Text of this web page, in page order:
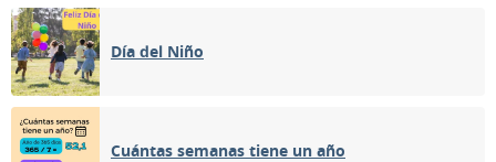
Día del Niño
Cuántas semanas tiene un año